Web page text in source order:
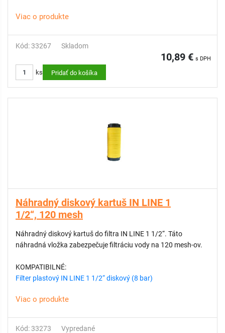
Viac o produkte
Kód: 33267 Skladom
10,89 € s DPH
ks Pridať do košíka
Náhradný diskový kartuš IN LINE 1
1/2“, 120 mesh
Náhradný diskový kartuš do filtra IN LINE 1 1/2“. Táto
náhradná vložka zabezpečuje filtráciu vody na 120 mesh-ov.
KOMPATIBILNÉ:
Filter plastový IN LINE 1 1/2“ diskový (8 bar)
Viac o produkte
Kód: 33273 Vypredané